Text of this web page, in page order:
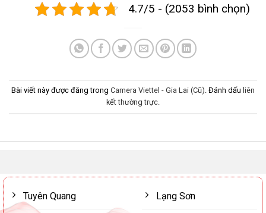
4.7/5 - (2053 bình chọn)
Bài viết này được đăng trong Camera Viettel - Gia Lai (Cũ). Đánh dấu liên
kết thường trực.
Tuyên Quang Lạng Sơn